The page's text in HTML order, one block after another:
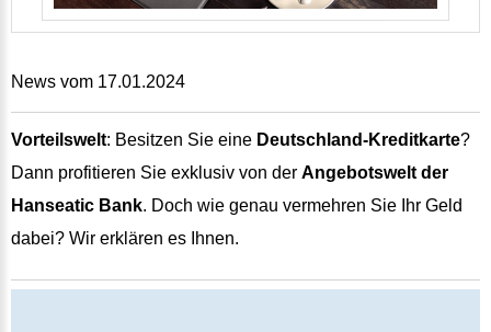
News vom 17.01.2024
Vorteilswelt: Besitzen Sie eine Deutschland-Kreditkarte?
Dann profitieren Sie exklusiv von der Angebotswelt der
Hanseatic Bank. Doch wie genau vermehren Sie Ihr Geld
dabei? Wir erklären es Ihnen.